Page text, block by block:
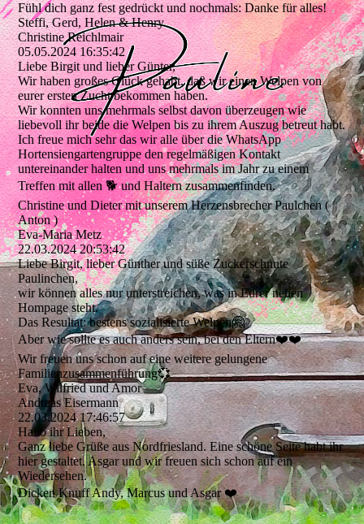
Fühl dich ganz fest gedrückt und nochmals: Danke für alles!
Steffi, Gerd, Helen & Henry
Christine Reichlmair
05.05.2024 16:35:42
Liebe Birgit und lieber Günter,
Wir haben großes Glück gehabt, daß wir einen Welpen von
eurer ersten Zucht bekommen haben.
Wir konnten uns mehrmals selbst davon überzeugen wie
liebevoll ihr beide die Welpen bis zu ihrem Auszug betreut habt.
Ich freue mich sehr das wir alle über die WhatsApp
Hortensiengartengruppe den regelmäßigen Kontakt
untereinander halten und uns mehrmals im Jahr zu einem
Treffen mit allen 🐕 und Haltern zusammenfinden.
Christine und Dieter mit unserem Herzensbrecher Paulchen (
Anton )
Eva-Maria Metz
22.03.2024 20:53:42
Liebe Birgit, lieber Günther und süße Zuckerschnute
Paulinchen,
wir können alles nur unterstreichen, was in Eurer neuen
Hompage steht.
Das Resultat: bestens sozialisierte Welpen🤗
Aber wie sollte es auch anders sein, bei den Eltern❤️❤️
Wir freuen uns schon auf eine weitere gelungene
Familienzusammenfü­hrung💞­
Eva, Wilfried und Amor
Andreas Eisermann
22.03.2024 17:46:57
Hallo ihr Lieben,
Ganz liebe Grüße aus Nordfriesland. Eine schöne Seite habt ihr
hier gestaltet. Asgar und wir freuen sich schon auf ein
Wiedersehen.
Dicken Knuff Andy, Marcus und Asgar ❤️